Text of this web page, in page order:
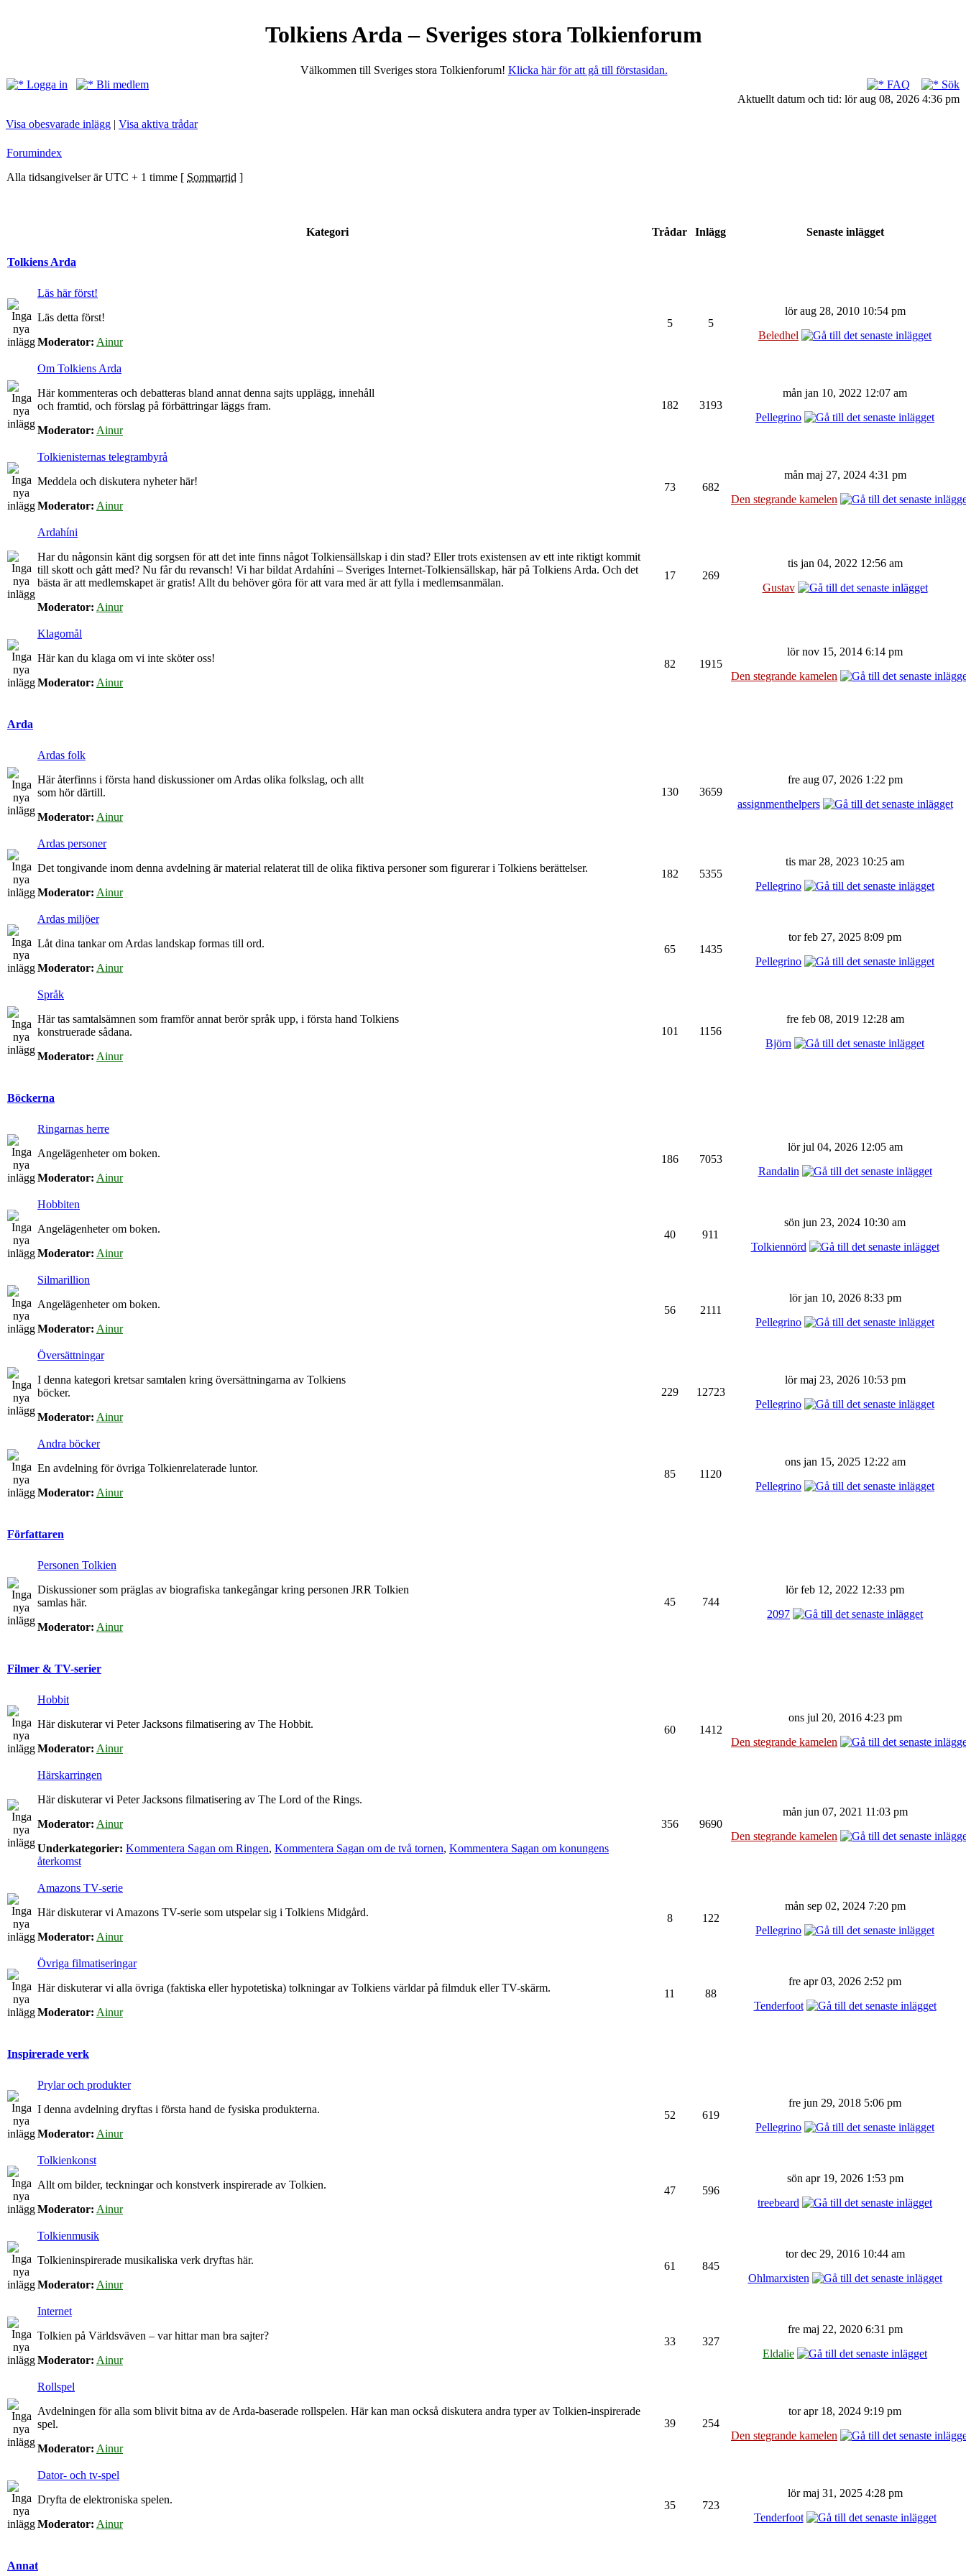
Tolkiens Arda – Sveriges stora Tolkienforum
Välkommen till Sveriges stora Tolkienforum! Klicka här för att gå till förstasidan.
Logga in
Bli medlem FAQ
Sök
Aktuellt datum och tid: lör aug 08, 2026 4:36 pm
Visa obesvarade inlägg | Visa aktiva trådar
Forumindex
Alla tidsangivelser är UTC + 1 timme [ Sommartid ]
Kategori Trådar Inlägg Senaste inlägget
Tolkiens Arda
Läs här först!
Läs detta först!
Moderator: Ainur
5 5
lör aug 28, 2010 10:54 pm
Beledhel
Om Tolkiens Arda
Här kommenteras och debatteras bland annat denna sajts upplägg, innehåll
och framtid, och förslag på förbättringar läggs fram.
Moderator: Ainur
182 3193
mån jan 10, 2022 12:07 am
Pellegrino
Tolkienisternas telegrambyrå
Meddela och diskutera nyheter här!
Moderator: Ainur
73 682
mån maj 27, 2024 4:31 pm
Den stegrande kamelen
Ardahíni
Har du någonsin känt dig sorgsen för att det inte finns något Tolkiensällskap i din stad? Eller trots existensen av ett inte riktigt kommit
till skott och gått med? Nu får du revansch! Vi har bildat Ardahíni – Sveriges Internet-Tolkiensällskap, här på Tolkiens Arda. Och det
bästa är att medlemskapet är gratis! Allt du behöver göra för att vara med är att fylla i medlemsanmälan.
Moderator: Ainur
17 269
tis jan 04, 2022 12:56 am
Gustav
Klagomål
Här kan du klaga om vi inte sköter oss!
Moderator: Ainur
82 1915
lör nov 15, 2014 6:14 pm
Den stegrande kamelen
Arda
Ardas folk
Här återfinns i första hand diskussioner om Ardas olika folkslag, och allt
som hör därtill.
Moderator: Ainur
130 3659
fre aug 07, 2026 1:22 pm
assignmenthelpers
Ardas personer
Det tongivande inom denna avdelning är material relaterat till de olika fiktiva personer som figurerar i Tolkiens berättelser.
Moderator: Ainur
182 5355
tis mar 28, 2023 10:25 am
Pellegrino
Ardas miljöer
Låt dina tankar om Ardas landskap formas till ord.
Moderator: Ainur
65 1435
tor feb 27, 2025 8:09 pm
Pellegrino
Språk
Här tas samtalsämnen som framför annat berör språk upp, i första hand Tolkiens
konstruerade sådana.
Moderator: Ainur
101 1156
fre feb 08, 2019 12:28 am
Björn
Böckerna
Ringarnas herre
Angelägenheter om boken.
Moderator: Ainur
186 7053
lör jul 04, 2026 12:05 am
Randalin
Hobbiten
Angelägenheter om boken.
Moderator: Ainur
40 911
sön jun 23, 2024 10:30 am
Tolkiennörd
Silmarillion
Angelägenheter om boken.
Moderator: Ainur
56 2111
lör jan 10, 2026 8:33 pm
Pellegrino
Översättningar
I denna kategori kretsar samtalen kring översättningarna av Tolkiens
böcker.
Moderator: Ainur
229 12723
lör maj 23, 2026 10:53 pm
Pellegrino
Andra böcker
En avdelning för övriga Tolkienrelaterade luntor.
Moderator: Ainur
85 1120
ons jan 15, 2025 12:22 am
Pellegrino
Författaren
Personen Tolkien
Diskussioner som präglas av biografiska tankegångar kring personen JRR Tolkien
samlas här.
Moderator: Ainur
45 744
lör feb 12, 2022 12:33 pm
2097
Filmer & TV-serier
Hobbit
Här diskuterar vi Peter Jacksons filmatisering av The Hobbit.
Moderator: Ainur
60 1412
ons jul 20, 2016 4:23 pm
Den stegrande kamelen
Härskarringen
Här diskuterar vi Peter Jacksons filmatisering av The Lord of the Rings.
Moderator: Ainur
Underkategorier: Kommentera Sagan om Ringen, Kommentera Sagan om de två tornen, Kommentera Sagan om konungens
återkomst
356 9690
mån jun 07, 2021 11:03 pm
Den stegrande kamelen
Amazons TV-serie
Här diskuterar vi Amazons TV-serie som utspelar sig i Tolkiens Midgård.
Moderator: Ainur
8 122
mån sep 02, 2024 7:20 pm
Pellegrino
Övriga filmatiseringar
Här diskuterar vi alla övriga (faktiska eller hypotetiska) tolkningar av Tolkiens världar på filmduk eller TV-skärm.
Moderator: Ainur
11 88
fre apr 03, 2026 2:52 pm
Tenderfoot
Inspirerade verk
Prylar och produkter
I denna avdelning dryftas i första hand de fysiska produkterna.
Moderator: Ainur
52 619
fre jun 29, 2018 5:06 pm
Pellegrino
Tolkienkonst
Allt om bilder, teckningar och konstverk inspirerade av Tolkien.
Moderator: Ainur
47 596
sön apr 19, 2026 1:53 pm
treebeard
Tolkienmusik
Tolkieninspirerade musikaliska verk dryftas här.
Moderator: Ainur
61 845
tor dec 29, 2016 10:44 am
Ohlmarxisten
Internet
Tolkien på Världsväven – var hittar man bra sajter?
Moderator: Ainur
33 327
fre maj 22, 2020 6:31 pm
Eldalie
Rollspel
Avdelningen för alla som blivit bitna av de Arda-baserade rollspelen. Här kan man också diskutera andra typer av Tolkien-inspirerade
spel.
Moderator: Ainur
39 254
tor apr 18, 2024 9:19 pm
Den stegrande kamelen
Dator- och tv-spel
Dryfta de elektroniska spelen.
Moderator: Ainur
35 723
lör maj 31, 2025 4:28 pm
Tenderfoot
Annat